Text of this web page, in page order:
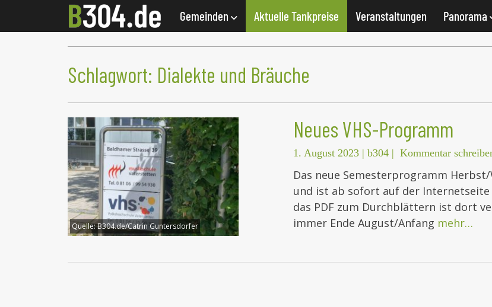
Gemeinden Aktuelle Tankpreise Veranstaltungen Panorama
Schlagwort: Dialekte und Bräuche
Quelle:B304.de/Catrin Guntersdorfer
Neues VHS-Programm
1. August 2023 | b304 | Kommentar
Das neue Semesterprogramm
und ist ab sofort auf der
das PDF zum Durchblättern ist dort
immer Ende August/Anfang mehr…